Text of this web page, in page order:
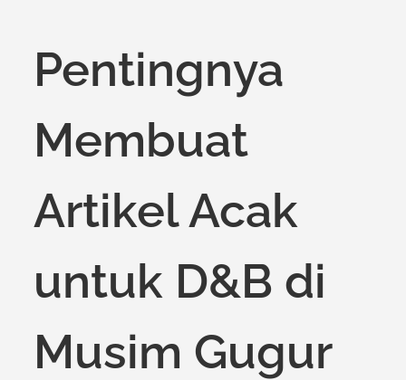
Pentingnya
Membuat
Artikel Acak
untuk D&B di
Musim Gugur